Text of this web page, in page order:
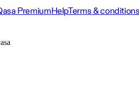
PremiumHelpTerms &